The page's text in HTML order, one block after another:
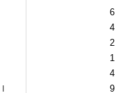
6
4
2
1
4
9